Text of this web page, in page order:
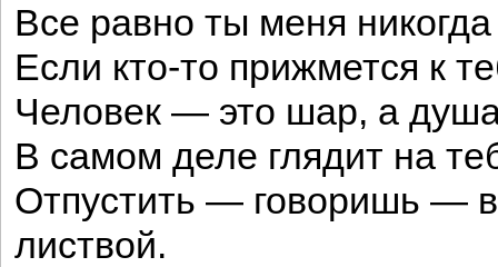
Все равно ты меня
Если кто-то прижмется к
Человек — это шар, а
В самом деле глядит на
Отпустить — говоришь —
листвой.